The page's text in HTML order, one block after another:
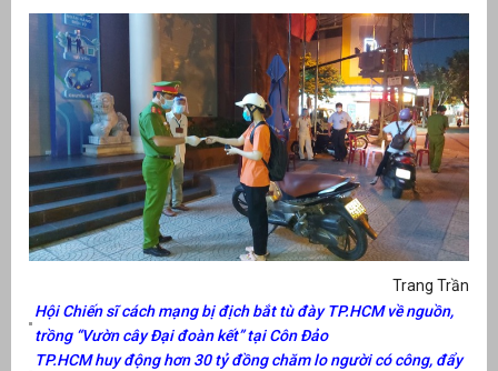
Trang Trần
Hội Chiến sĩ cách mạng bị địch bắt tù đày TP.HCM về nguồn,
trồng “Vườn cây Đại đoàn kết” tại Côn Đảo
TP.HCM huy động hơn 30 tỷ đồng chăm lo người có công, đẩy